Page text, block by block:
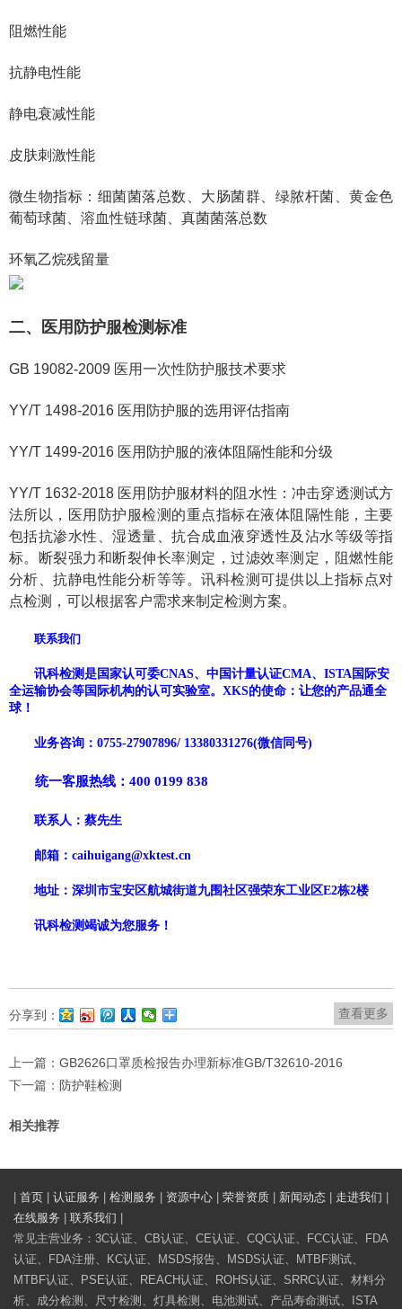
阻燃性能
抗静电性能
静电衰减性能
皮肤刺激性能
微生物指标：细菌菌落总数、大肠菌群、绿脓杆菌、黄金色
葡萄球菌、溶血性链球菌、真菌菌落总数
环氧乙烷残留量
二、医用防护服检测标准
GB 19082-2009 医用一次性防护服技术要求
YY/T 1498-2016 医用防护服的选用评估指南
YY/T 1499-2016 医用防护服的液体阻隔性能和分级
YY/T 1632-2018 医用防护服材料的阻水性：冲击穿透测试方
法所以，医用防护服检测的重点指标在液体阻隔性能，主要
包括抗渗水性、湿透量、抗合成血液穿透性及沾水等级等指
标。断裂强力和断裂伸长率测定，过滤效率测定，阻燃性能
分析、抗静电性能分析等等。讯科检测可提供以上指标点对
点检测，可以根据客户需求来制定检测方案。
联系我们
讯科检测是国家认可委CNAS、中国计量认证CMA、 ISTA国际安
全运输协会等国际机构的认可实验室。 XKS的使命：让您的产品通全
球！
业务咨询： 0755-27907896/ 13380331276(微信同号)
统一客服热线： 400 0199 838
联系人： 蔡先生
邮箱： caihuigang@xktest.cn
地址：深圳市宝安区航城街道九围社区强荣东工业区E2栋2楼
讯科检测竭诚为您服务！
查看更多
分享到：
上一篇： GB2626口罩质检报告办理新标准GB/T32610-2016
下一篇： 防护鞋检测
相关推荐
首页 认证服务 检测服务 资源中心 荣誉资质 新闻动态 走进我们
在线服务
联系我们
常见主营业务：3C认证、CB认证、CE认证、CQC认证、FCC认证、FDA
认证、FDA注册、KC认证、MSDS报告、MSDS认证、MTBF测试、
MTBF认证、PSE认证、REACH认证、ROHS认证、SRRC认证、材料分
析、成分检测、尺寸检测、灯具检测、电池测试、产品寿命测试、ISTA